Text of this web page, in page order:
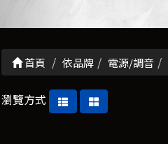
首頁 依品牌 電源/調音
瀏覽方式